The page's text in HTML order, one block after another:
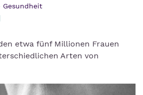
Gesundheit
etwa fünf Millionen Frauen
Arten von